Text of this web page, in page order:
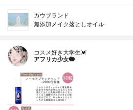
カウブランド
無添加メイク落としオイル
コスメ好き大学生💓
アフリカ少女🐘